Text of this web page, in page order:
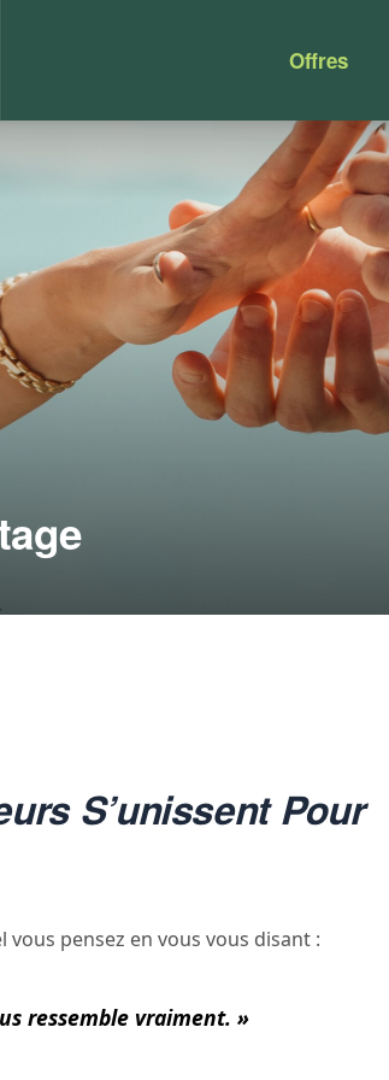
Offres
S’unissent Pour
vous pensez en vous vous disant :
ressemble vraiment. »